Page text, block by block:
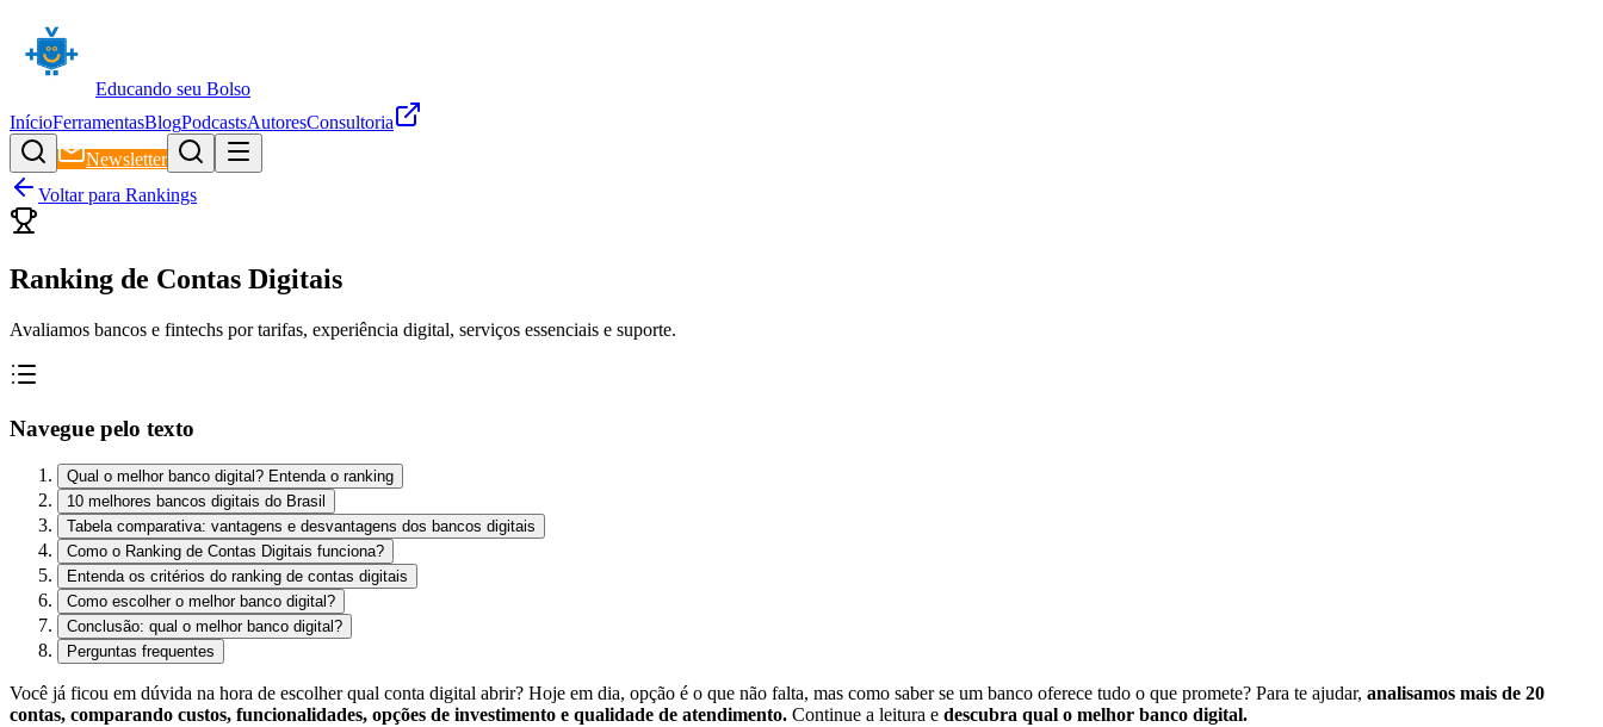
Educando seu Bolso
InícioFerramentasBlogPodcastsAutoresConsultoria
Newsletter
Voltar para Rankings
Ranking de Contas Digitais
Avaliamos bancos e fintechs por tarifas, experiência digital, serviços essenciais e suporte.
Navegue pelo texto
Qual o melhor banco digital? Entenda o ranking
10 melhores bancos digitais do Brasil
Tabela comparativa: vantagens e desvantagens dos bancos digitais
Como o Ranking de Contas Digitais funciona?
Entenda os critérios do ranking de contas digitais
Como escolher o melhor banco digital?
Conclusão: qual o melhor banco digital?
Perguntas frequentes
Você já ficou em dúvida na hora de escolher qual conta digital abrir? Hoje em dia, opção é o que não falta, mas como saber se um banco oferece tudo o que promete? Para te ajudar, analisamos mais de 20
contas, comparando custos, funcionalidades, opções de investimento e qualidade de atendimento. Continue a leitura e descubra qual o melhor banco digital.